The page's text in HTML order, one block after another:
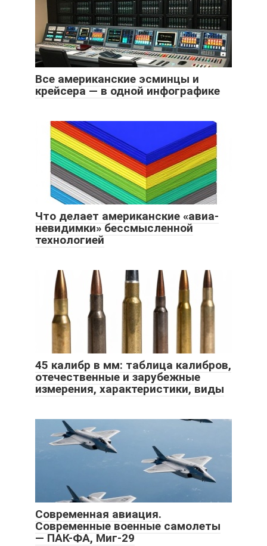
Все американские эсминцы и
крейсера — в одной инфографике
Что делает американские «авиа-
невидимки» бессмысленной
технологией
45 калибр в мм: таблица калибров,
отечественные и зарубежные
измерения, характеристики, виды
Современная авиация.
Современные военные самолеты
— ПАК-ФА, Миг-29